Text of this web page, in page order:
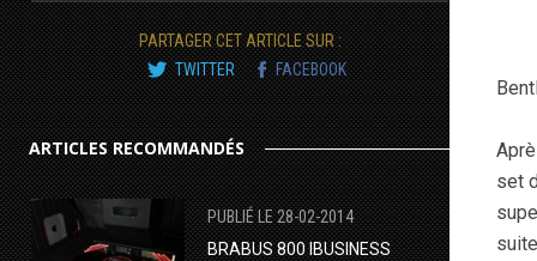
PARTAGER CET ARTICLE SUR :
TWITTER
FACEBOOK
ARTICLES RECOMMANDÉS
PUBLIÉ LE 28-02-2014
BRABUS 800 IBUSINESS
set